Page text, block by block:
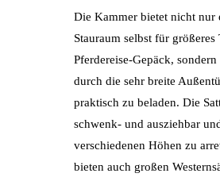
Die Kammer bietet nicht nur
Stauraum selbst für größeres
Pferdereise-Gepäck, sondern
durch die sehr breite
praktisch zu beladen. Die
schwenk- und ausziehbar
verschiedenen Höhen zu
bieten auch großen